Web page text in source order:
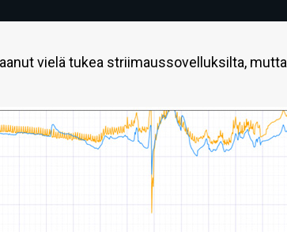
vielä tukea striimaussovelluksilta, mutta